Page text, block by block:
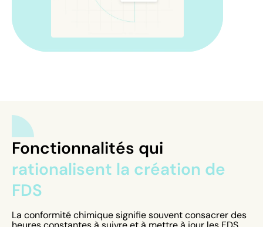
Fonctionnalités qui
rationalisent la création de
FDS
La conformité chimique signifie souvent consacrer des